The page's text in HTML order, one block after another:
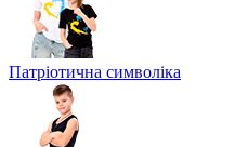
Патріотична символіка